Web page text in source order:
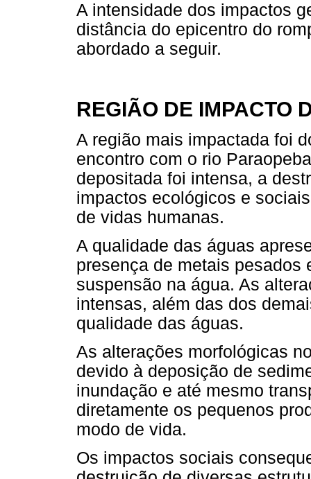
A intensidade dos impactos
distância do epicentro do
abordado a seguir.
REGIÃO DE IMPACTO
A região mais impactada foi
encontro com o rio
depositada foi intensa, a
impactos ecológicos e
de vidas humanas.
A qualidade das águas
presença de metais pesados
suspensão na água. As
intensas, além das dos
qualidade das águas.
As alterações morfológicas
devido à deposição de
inundação e até mesmo
diretamente os pequenos
modo de vida.
Os impactos sociais